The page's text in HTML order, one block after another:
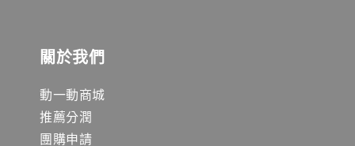
關於我們
動一動商城
推薦分潤
團購申請